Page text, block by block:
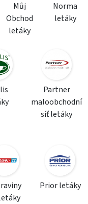
Můj
Obchod
letáky
Norma
letáky
Partner
maloobchodní
síť letáky
Prior letáky